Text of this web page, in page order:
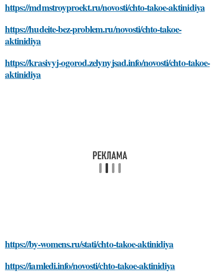
https://mdmstroyproekt.ru/novosti/chto-takoe-aktinidiya
https://hudeite-bez-problem.ru/novosti/chto-takoe-
aktinidiya
https://krasivyj-ogorod.zelynyjsad.info/novosti/chto-takoe-
aktinidiya
https://by-womens.ru/stati/chto-takoe-aktinidiya
https://iamledi.info/novosti/chto-takoe-aktinidiya